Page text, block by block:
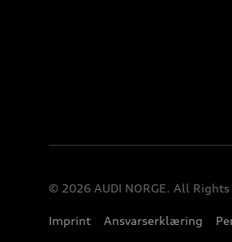
© 2026 AUDI NORGE. All Rights
Imprint Ansvarserklæring